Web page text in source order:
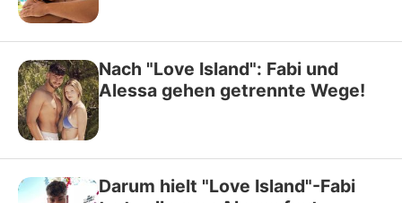
Nach "Love Island": Fabi und
Alessa gehen getrennte Wege!
Darum hielt "Love Island"-Fabi